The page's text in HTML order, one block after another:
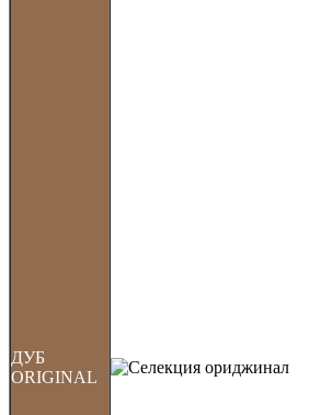
ДУБ
ORIGINAL